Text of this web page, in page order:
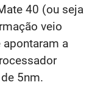
40 (ou seja
veio
a
5nm.